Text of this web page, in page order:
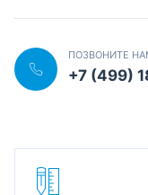
ПОЗВОНИТЕ
+7 (499)